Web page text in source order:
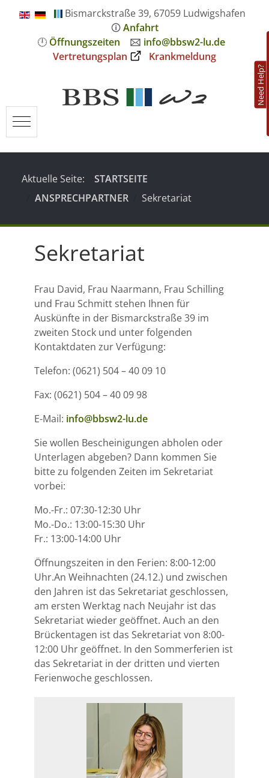
Bismarckstraße 39, 67059 Ludwigshafen
🛈Anfahrt
🕛 Öffnungszeiten 🖂 info@bbsw2-lu.de
Vertretungsplan
Krankmeldung
Need Help?
Mobile Menu Toggle
Aktuelle Seite:
STARTSEITE
ANSPRECHPARTNER
Sekretariat
Sekretariat
Frau David, Frau Naarmann, Frau Schilling
und Frau Schmitt stehen Ihnen für
Auskünfte in der Bismarckstraße 39 im
zweiten Stock und unter folgenden
Kontaktdaten zur Verfügung:
Telefon: (0621) 504 – 40 09 10
Fax: (0621) 504 – 40 09 98
E-Mail: info@bbsw2-lu.de
Sie wollen Bescheinigungen abholen oder
Unterlagen abgeben? Dann kommen Sie
bitte zu folgenden Zeiten im Sekretariat
vorbei:
Mo.-Fr.: 07:30-12:30 Uhr
Mo.-Do.: 13:00-15:30 Uhr
Fr.: 13:00-14:00 Uhr
Öffnungszeiten in den Ferien: 8:00-12:00
Uhr.An Weihnachten (24.12.) und zwischen
den Jahren ist das Sekretariat geschlossen,
am ersten Werktag nach Neujahr ist das
Sekretariat wieder geöffnet. Auch an den
Brückentagen ist das Sekretariat von 8:00-
12:00 Uhr geöffnet. In den Sommerferien ist
das Sekretariat in der dritten und vierten
Ferienwoche geschlossen.